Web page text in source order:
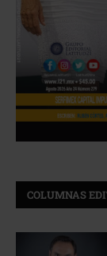
COLUMNAS